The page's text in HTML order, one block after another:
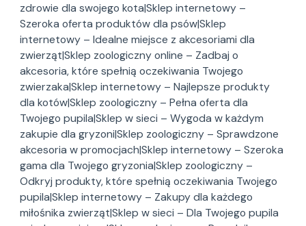
zdrowie dla swojego kota|Sklep internetowy –
Szeroka oferta produktów dla psów|Sklep
internetowy – Idealne miejsce z akcesoriami dla
zwierząt|Sklep zoologiczny online – Zadbaj o
akcesoria, które spełnią oczekiwania Twojego
zwierzaka|Sklep internetowy – Najlepsze produkty
dla kotów|Sklep zoologiczny – Pełna oferta dla
Twojego pupila|Sklep w sieci – Wygoda w każdym
zakupie dla gryzoni|Sklep zoologiczny – Sprawdzone
akcesoria w promocjach|Sklep internetowy – Szeroka
gama dla Twojego gryzonia|Sklep zoologiczny –
Odkryj produkty, które spełnią oczekiwania Twojego
pupila|Sklep internetowy – Zakupy dla każdego
miłośnika zwierząt|Sklep w sieci – Dla Twojego pupila